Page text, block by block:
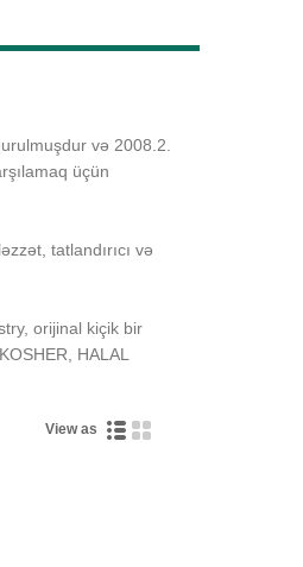
və 2008.2.
üçün
tatlandırıcı və
orijinal kiçik bir
HALAL
View as